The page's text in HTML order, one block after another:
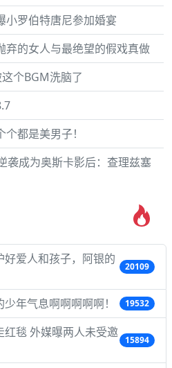
小罗伯特唐尼参加婚宴
弃的女人与最绝望的假戏真做
个BGM洗脑了
都是美男子！
袭成为奥斯卡影后：查理兹塞
爱人和孩子，阿银的
20109
年气息啊啊啊啊啊！ 19532
毯 外媒曝两人未受邀
15894